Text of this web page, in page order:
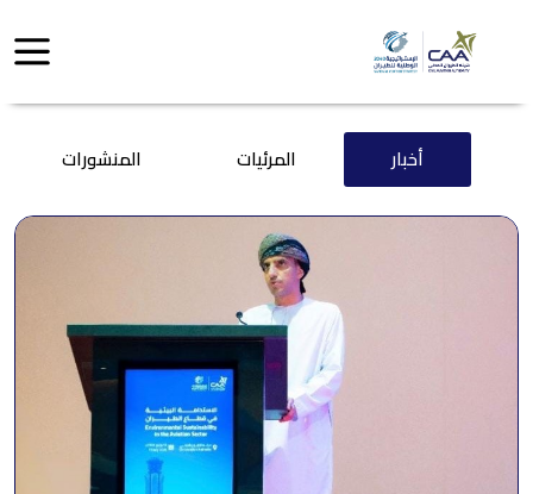
أخبار المرئيات المنشورات